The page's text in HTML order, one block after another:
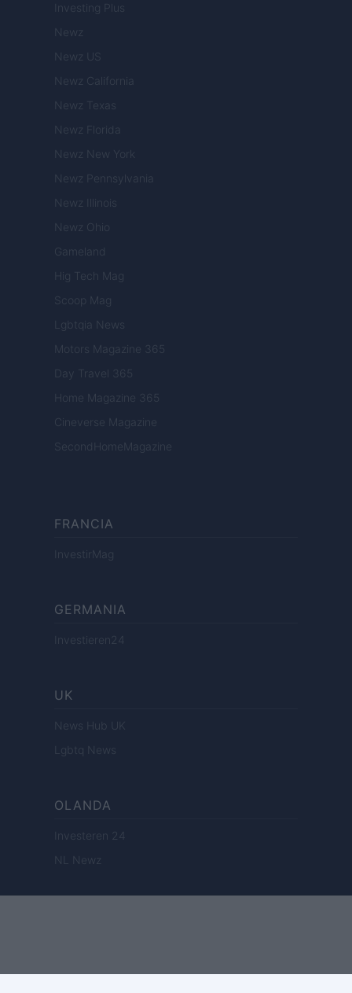
Investing Plus
Newz
Newz US
Newz California
Newz Texas
Newz Florida
Newz New York
Newz Pennsylvania
Newz Illinois
Newz Ohio
Gameland
Hig Tech Mag
Scoop Mag
Lgbtqia News
Motors Magazine 365
Day Travel 365
Home Magazine 365
Cineverse Magazine
SecondHomeMagazine
FRANCIA
InvestirMag
GERMANIA
Investieren24
UK
News Hub UK
Lgbtq News
OLANDA
Investeren 24
NL Newz